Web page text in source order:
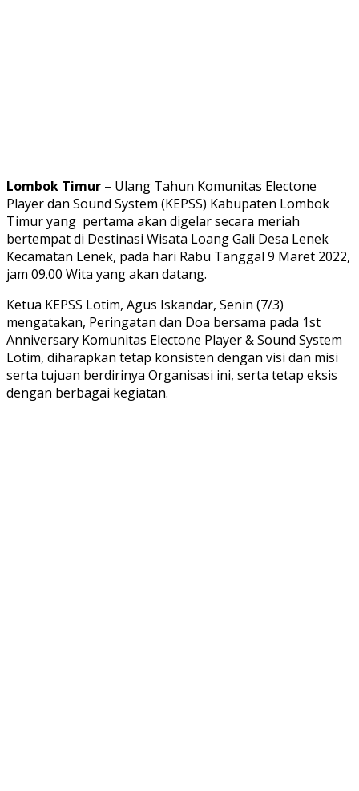
Lombok Timur – Ulang Tahun Komunitas Electone
Player dan Sound System (KEPSS) Kabupaten Lombok
Timur yang pertama akan digelar secara meriah
bertempat di Destinasi Wisata Loang Gali Desa Lenek
Kecamatan Lenek, pada hari Rabu Tanggal 9 Maret 2022,
jam 09.00 Wita yang akan datang.
Ketua KEPSS Lotim, Agus Iskandar, Senin (7/3)
mengatakan, Peringatan dan Doa bersama pada 1st
Anniversary Komunitas Electone Player & Sound System
Lotim, diharapkan tetap konsisten dengan visi dan misi
serta tujuan berdirinya Organisasi ini, serta tetap eksis
dengan berbagai kegiatan.